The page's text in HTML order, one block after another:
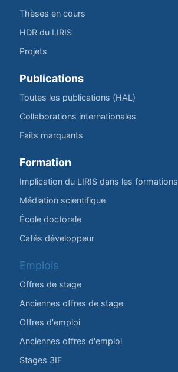
Thèses en cours
HDR du LIRIS
Projets
Publications
Toutes les publications (HAL)
Collaborations internationales
Faits marquants
Formation
Implication du LIRIS dans les formations
Médiation scientifique
École doctorale
Cafés développeur
Emplois
Offres de stage
Anciennes offres de stage
Offres d'emploi
Anciennes offres d'emploi
Stages 3IF